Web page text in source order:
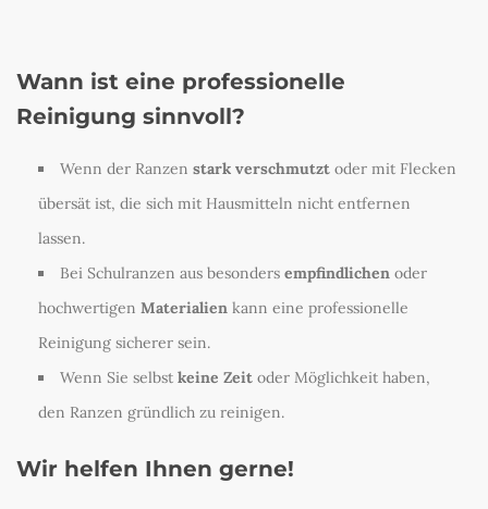
Wann ist eine professionelle
Reinigung sinnvoll?
Wenn der Ranzen stark verschmutzt oder mit Flecken
übersät ist, die sich mit Hausmitteln nicht entfernen
lassen.
Bei Schulranzen aus besonders empfindlichen oder
hochwertigen Materialien kann eine professionelle
Reinigung sicherer sein.
Wenn Sie selbst keine Zeit oder Möglichkeit haben,
den Ranzen gründlich zu reinigen.
Wir helfen Ihnen gerne!